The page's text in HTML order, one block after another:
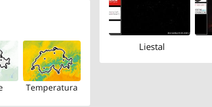
Temperatura
Liestal